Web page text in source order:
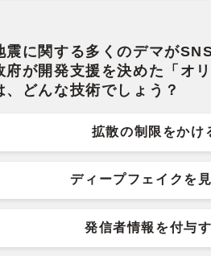
震に関する多くのデマが
府が開発支援を決めた「オ
、どんな技術でしょう？
拡散の制限をかけ
ディープフェイクを
発信者情報を付与